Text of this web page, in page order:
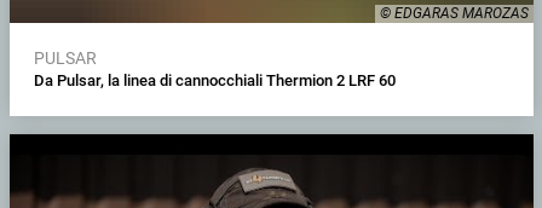
© EDGARAS MAROZAS
PULSAR
Da Pulsar, la linea di cannocchiali Thermion 2 LRF 60